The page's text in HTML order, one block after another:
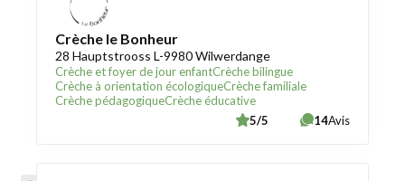
Crèche le Bonheur
28 Hauptstrooss L-9980 Wilwerdange
Crèche et foyer de jour enfantCrèche bilingue
Crèche à orientation écologiqueCrèche familiale
Crèche pédagogiqueCrèche éducative
5/5 14Avis